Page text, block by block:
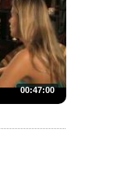
00:47:00